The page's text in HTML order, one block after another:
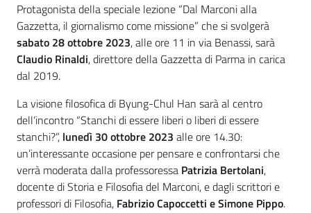
Protagonista della speciale lezione “Dal Marconi alla
Gazzetta, il giornalismo come missione” che si svolgerà
sabato 28 ottobre 2023, alle ore 11 in via Benassi, sarà
Claudio Rinaldi, direttore della Gazzetta di Parma in carica
dal 2019.
La visione filosofica di Byung-Chul Han sarà al centro
dell’incontro “Stanchi di essere liberi o liberi di essere
stanchi?”, lunedì 30 ottobre 2023 alle ore 14.30:
un’interessante occasione per pensare e confrontarsi che
verrà moderata dalla professoressa Patrizia Bertolani,
docente di Storia e Filosofia del Marconi, e dagli scrittori e
professori di Filosofia, Fabrizio Capoccetti e Simone Pippo.